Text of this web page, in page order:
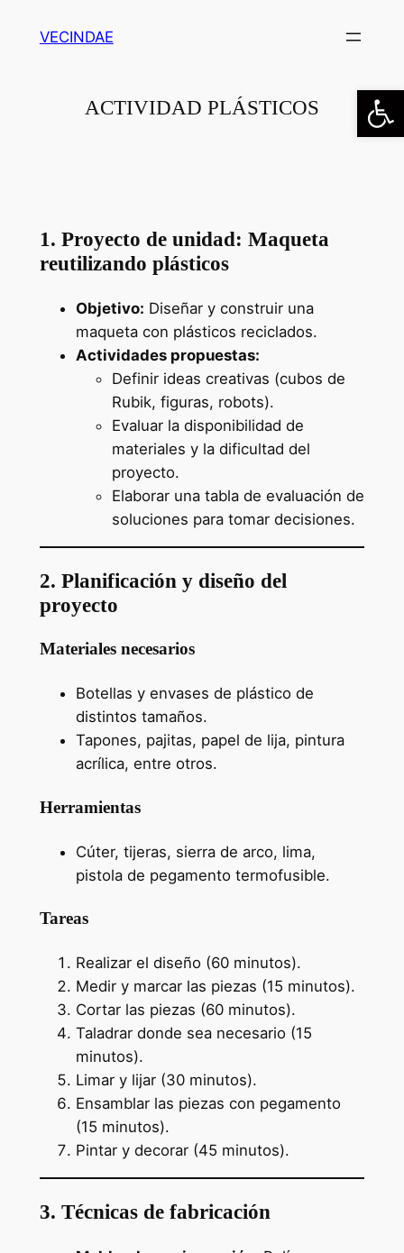
VECINDAE
ACTIVIDAD PLÁSTICOS
1. Proyecto de unidad: Maqueta
reutilizando plásticos
Objetivo: Diseñar y construir una
maqueta con plásticos reciclados.
Actividades propuestas:
Definir ideas creativas (cubos de
Rubik, figuras, robots).
Evaluar la disponibilidad de
materiales y la dificultad del
proyecto.
Elaborar una tabla de evaluación de
soluciones para tomar decisiones.
2. Planificación y diseño del
proyecto
Materiales necesarios
Botellas y envases de plástico de
distintos tamaños.
Tapones, pajitas, papel de lija, pintura
acrílica, entre otros.
Herramientas
Cúter, tijeras, sierra de arco, lima,
pistola de pegamento termofusible.
Tareas
Realizar el diseño (60 minutos).
Medir y marcar las piezas (15 minutos).
Cortar las piezas (60 minutos).
Taladrar donde sea necesario (15
minutos).
Limar y lijar (30 minutos).
Ensamblar las piezas con pegamento
(15 minutos).
Pintar y decorar (45 minutos).
3. Técnicas de fabricación
Abrir